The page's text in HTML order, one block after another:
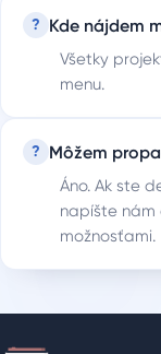
? Kde nájdem
Všetky
menu.
? Môžem
Áno. Ak ste
napíšte nám
možnosťami.